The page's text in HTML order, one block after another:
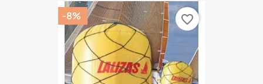
-8% favorite_border